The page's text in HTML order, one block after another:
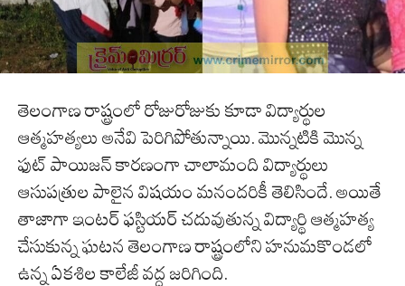
తెలంగాణ రాష్ట్రంలో రోజురోజుకు కూడా విద్యార్థుల
ఆత్మహత్యలు అనేవి పెరిగిపోతున్నాయి. మొన్నటికి మొన్న
ఫుట్ పాయిజన్ కారణంగా చాలామంది విద్యార్థులు
ఆసుపత్రుల పాలైన విషయం మనందరికీ తెలిసిందే. అయితే
తాజాగా ఇంటర్ ఫస్టియర్ చదువుతున్న విద్యార్థి ఆత్మహత్య
చేసుకున్న ఘటన తెలంగాణ రాష్ట్రంలోని హనుమకొండలో
ఉన్న ఏకశిల కాలేజీ వద్ద జరిగింది.